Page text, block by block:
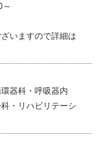
いますので詳細は
器科・呼吸器内
・リハビリテーシ